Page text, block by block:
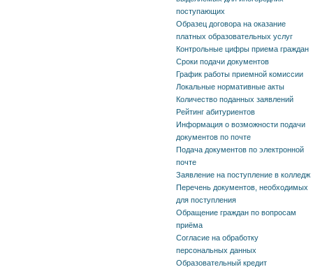
поступающих
Образец договора на оказание
платных образовательных услуг
Контрольные цифры приема граждан
Сроки подачи документов
График работы приемной комиссии
Локальные нормативные акты
Количество поданных заявлений
Рейтинг абитуриентов
Информация о возможности подачи
документов по почте
Подача документов по электронной
почте
Заявление на поступление в колледж
Перечень документов, необходимых
для поступления
Обращение граждан по вопросам
приёма
Согласие на обработку
персональных данных
Образовательный кредит